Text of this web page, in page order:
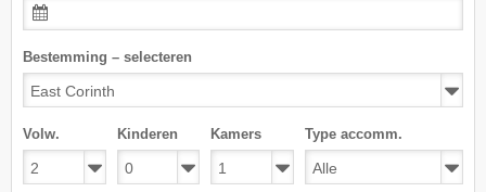
Bestemming – selecteren
Volw. Kinderen Kamers Type accomm.